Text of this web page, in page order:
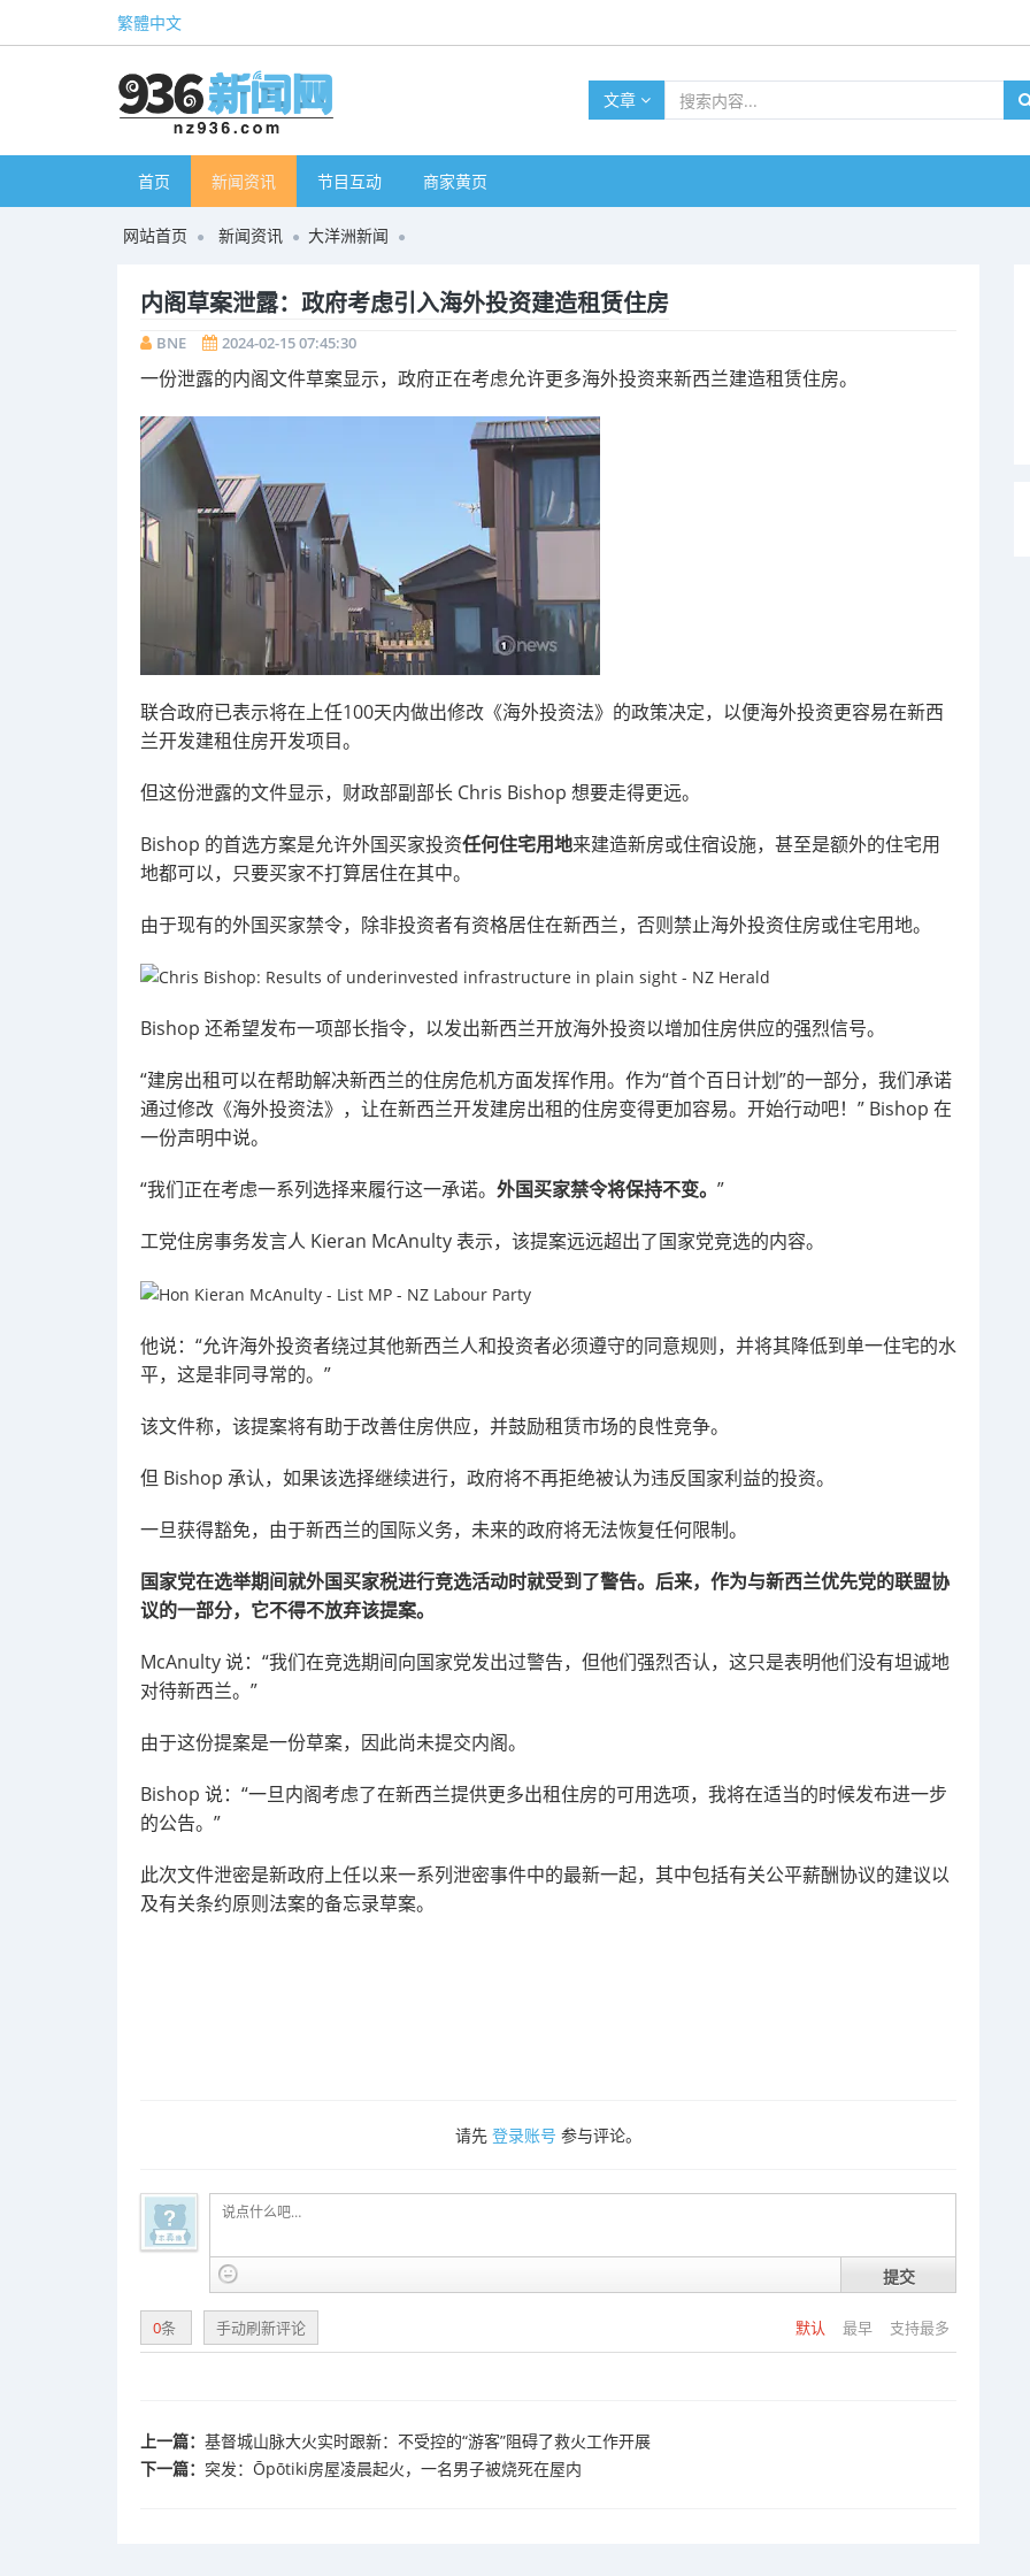
繁體中文
文章
首页 新闻资讯 节目互动 商家黄页
网站首页 新闻资讯 大洋洲新闻
内阁草案泄露：政府考虑引入海外投资建造租赁住房
BNE 2024-02-15 07:45:30
一份泄露的内阁文件草案显示，政府正在考虑允许更多海外投资来新西兰建造租赁住房。
联合政府已表示将在上任100天内做出修改《海外投资法》的政策决定，以便海外投资更容易在新西
兰开发建租住房开发项目。
但这份泄露的文件显示，财政部副部长 Chris Bishop 想要走得更远。
Bishop 的首选方案是允许外国买家投资任何住宅用地来建造新房或住宿设施，甚至是额外的住宅用
地都可以，只要买家不打算居住在其中。
由于现有的外国买家禁令，除非投资者有资格居住在新西兰，否则禁止海外投资住房或住宅用地。
Bishop 还希望发布一项部长指令，以发出新西兰开放海外投资以增加住房供应的强烈信号。
“建房出租可以在帮助解决新西兰的住房危机方面发挥作用。作为“首个百日计划”的一部分，我们承诺
通过修改《海外投资法》，让在新西兰开发建房出租的住房变得更加容易。开始行动吧！” Bishop 在
一份声明中说。
“我们正在考虑一系列选择来履行这一承诺。 外国买家禁令将保持不变。 ”
工党住房事务发言人 Kieran McAnulty 表示，该提案远远超出了国家党竞选的内容。
他说：“允许海外投资者绕过其他新西兰人和投资者必须遵守的同意规则，并将其降低到单一住宅的水
平，这是非同寻常的。”
该文件称，该提案将有助于改善住房供应，并鼓励租赁市场的良性竞争。
但 Bishop 承认，如果该选择继续进行，政府将不再拒绝被认为违反国家利益的投资。
一旦获得豁免，由于新西兰的国际义务，未来的政府将无法恢复任何限制。
国家党在选举期间就外国买家税进行竞选活动时就受到了警告。后来，作为与新西兰优先党的联盟协
议的一部分，它不得不放弃该提案。
McAnulty说：“我们在竞选期间向国家党发出过警告，但他们强烈否认，这只是表明他们没有坦诚地
对待新西兰。”
由于这份提案是一份草案，因此尚未提交内阁。
Bishop 说：“一旦内阁考虑了在新西兰提供更多出租住房的可用选项，我将在适当的时候发布进一步
的公告。”
此次文件泄密是新政府上任以来一系列泄密事件中的最新一起，其中包括有关公平薪酬协议的建议以
及有关条约原则法案的备忘录草案。
请先 登录账号 参与评论。
提交
默认 最早 支持最多
0条 手动刷新评论
上一篇： 基督城山脉大火实时跟新：不受控的“游客”阻碍了救火工作开展
下一篇： 突发：Ōpōtiki房屋凌晨起火，一名男子被烧死在屋内